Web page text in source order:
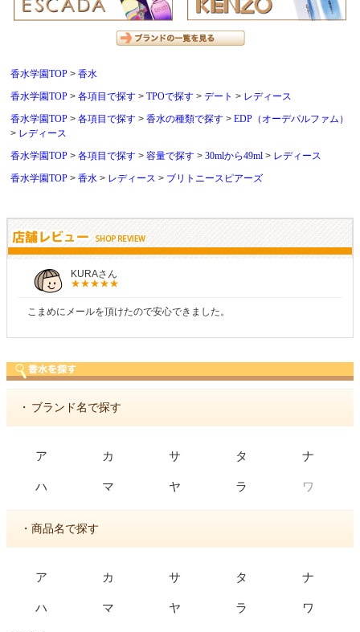
香水学園TOP
香水
香水学園TOP
各項目で探す TPOで探す デート
レディース
香水学園TOP
各項目で探す 香水の種類で探す
EDP（オーデパルファム）
レディース
香水学園TOP
各項目で探す 容量で探す 30mlから49ml
レディース
香水学園TOP
香水 レディース ブリトニースピアーズ
しらすさん
商品が早く届いたのでよかったです。また利用させてもらいます！
・ ブランド名で探す
ア カ サ タ ナ
ハ マ ヤ ラ ワ
・商品名で探す
ア カ サ タ ナ
ハ マ ヤ ラ ワ